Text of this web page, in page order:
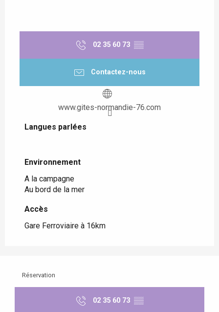
02 35 60 73 ▒▒
Contactez-nous
www.gites-normandie-76.com
Langues parlées
Langues parlées
Environnement
Environnement
A la campagne
Au bord de la mer
Accès
Accès
Gare Ferroviaire à 16km
Réservation
02 35 60 73 ▒▒